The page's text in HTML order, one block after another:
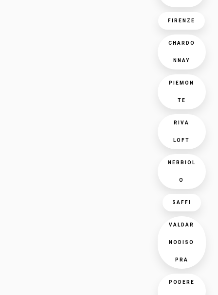
FIRENZE
CHARDO
NNAY
PIEMON
TE
RIVA
LOFT
NEBBIOL
O
SAFFI
VALDAR
NODISO
PRA
PODERE